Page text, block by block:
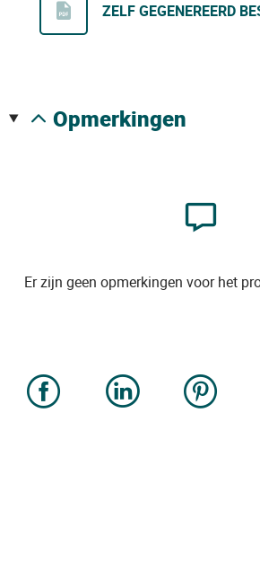
ZELF GEGENEREERD
opmerkingen
Er zijn geen opmerkingen voor het